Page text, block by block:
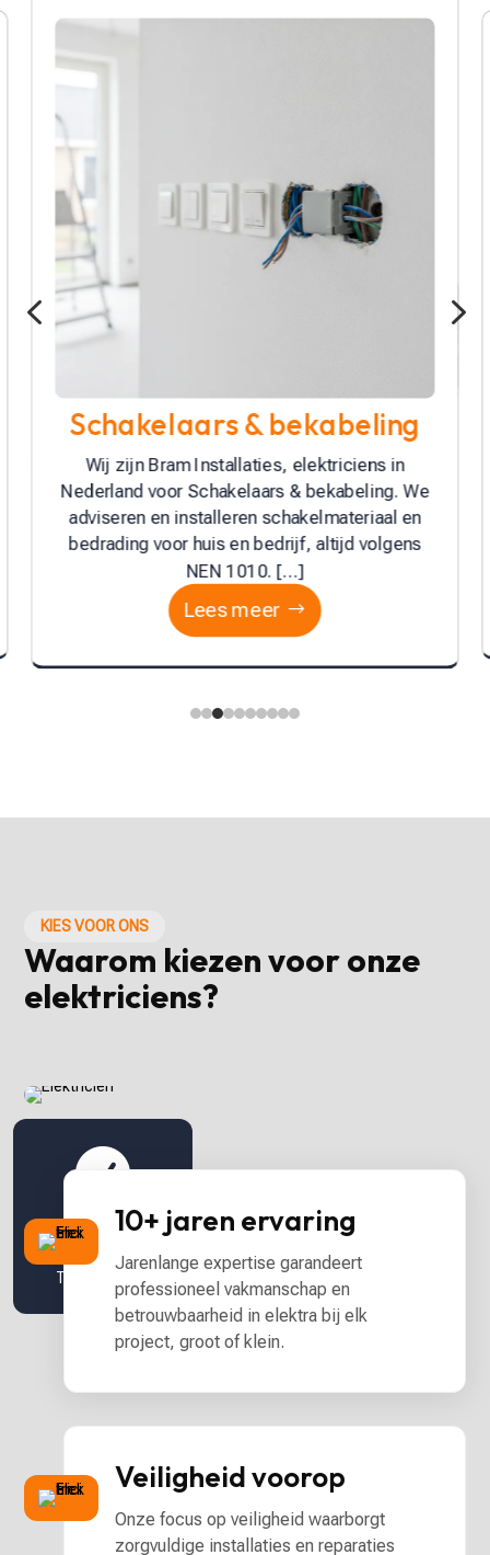
Elektra renovatie
Wij zijn Bram Installaties en pakken jouw
Elektra renovatie aan met vakkennis. We
vernieuwen meterkast en groepenkast,
plaatsen aardlek, driefase en kookgroep,
zetten overspanningsbeveiliging en volgen […]
Lees meer
4 5
KIES VOOR ONS
Waarom kiezen voor onze
elektriciens?

100%
Tevredenheid
10+ jaren ervaring
Jarenlange expertise garandeert
professioneel vakmanschap en
betrouwbaarheid in elektra bij elk
project, groot of klein.
Veiligheid voorop
Onze focus op veiligheid waarborgt
zorgvuldige installaties en reparaties